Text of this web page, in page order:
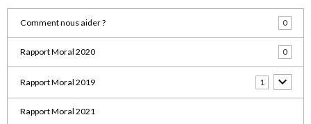
Comment nous aider ? 0
Rapport Moral 2020 0
Rapport Moral 2019 1
Rapport Moral 2021